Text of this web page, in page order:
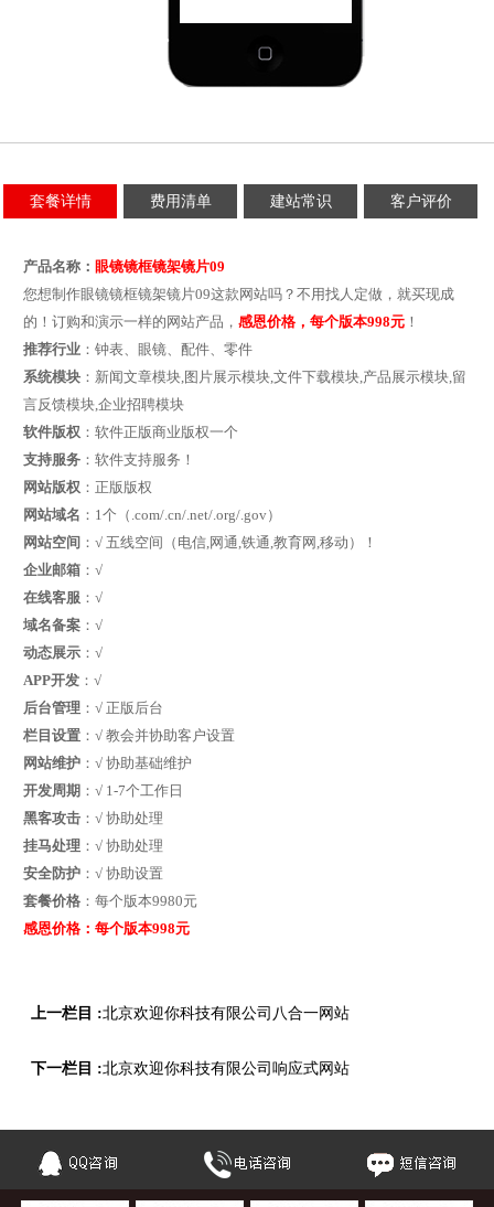
套餐详情 费用清单 建站常识 客户评价
产品名称： 眼镜镜框镜架镜片09
您想制作眼镜镜框镜架镜片09这款网站吗？不用找人定做，就买现成
的！订购和演示一样的网站产品， 感恩价格，每个版本998元！
推荐行业：钟表、眼镜、配件、零件
系统模块：新闻文章模块,图片展示模块,文件下载模块,产品展示模块,留
言反馈模块,企业招聘模块
软件版权：软件正版商业版权一个
支持服务：软件支持服务！
网站版权：正版版权
网站域名 ：1个（.com/.cn/.net/.org/.gov）
网站空间 ：√ 五线空间（电信,网通,铁通,教育网,移动）！
企业邮箱：√
在线客服：√
域名备案：√
动态展示：√
APP开发：√
后台管理：√ 正版后台
栏目设置：√ 教会并协助客户设置
网站维护：√ 协助基础维护
开发周期 ：√ 1-7个工作日
黑客攻击：√ 协助处理
挂马处理：√ 协助处理
安全防护：√ 协助设置
套餐价格：每个版本9980元
感恩价格：每个版本998元
上一栏目 :北京欢迎你科技有限公司八合一网站
下一栏目 :北京欢迎你科技有限公司响应式网站